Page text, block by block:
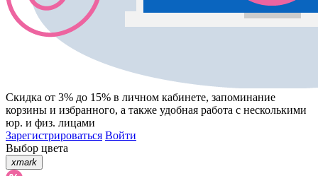
Скидка от 3% до 15% в личном кабинете, запоминание
корзины и избранного, а также удобная работа с несколькими
юр. и физ. лицами
Зарегистрироваться Войти
Выбор цвета
xmark